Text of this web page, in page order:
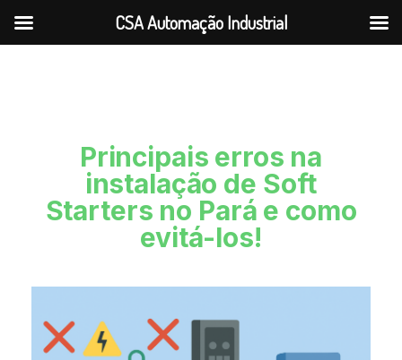
Principais erros na
instalação de Soft
Starters no Pará e como
evitá-los!
CSA Automação Industrial